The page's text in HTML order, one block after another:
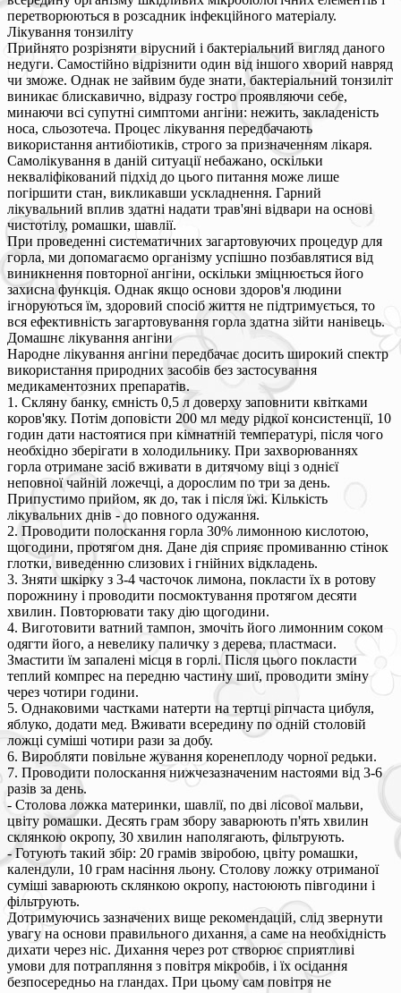
перетворюються в розсадник інфекційного матеріалу.
Лікування тонзиліту
Прийнято розрізняти вірусний і бактеріальний вигляд даного
недуги. Самостійно відрізнити один від іншого хворий навряд
чи зможе. Однак не зайвим буде знати, бактеріальний тонзиліт
виникає блискавично, відразу гостро проявляючи себе,
минаючи всі супутні симптоми ангіни: нежить, закладеність
носа, сльозотеча. Процес лікування передбачають
використання антибіотиків, строго за призначенням лікаря.
Самолікування в даній ситуації небажано, оскільки
некваліфікований підхід до цього питання може лише
погіршити стан, викликавши ускладнення. Гарний
лікувальний вплив здатні надати трав'яні відвари на основі
чистотілу, ромашки, шавлії.
При проведенні систематичних загартовуючих процедур для
горла, ми допомагаємо організму успішно позбавлятися від
виникнення повторної ангіни, оскільки зміцнюється його
захисна функція. Однак якщо основи здоров'я людини
ігноруються їм, здоровий спосіб життя не підтримується, то
вся ефективність загартовування горла здатна зійти нанівець.
Домашнє лікування ангіни
Народне лікування ангіни передбачає досить широкий спектр
використання природних засобів без застосування
медикаментозних препаратів.
1. Скляну банку, ємність 0,5 л доверху заповнити квітками
коров'яку. Потім доповісти 200 мл меду рідкої консистенції, 10
годин дати настоятися при кімнатній температурі, після чого
необхідно зберігати в холодильнику. При захворюваннях
горла отримане засіб вживати в дитячому віці з однієї
неповної чайній ложечці, а дорослим по три за день.
Припустимо прийом, як до, так і після їжі. Кількість
лікувальних днів - до повного одужання.
2. Проводити полоскання горла 30% лимонною кислотою,
щогодини, протягом дня. Дане дія сприяє промиванню стінок
глотки, виведенню слизових і гнійних відкладень.
3. Зняти шкірку з 3-4 часточок лимона, покласти їх в ротову
порожнину і проводити посмоктування протягом десяти
хвилин. Повторювати таку дію щогодини.
4. Виготовити ватний тампон, змочіть його лимонним соком
одягти його, а невелику паличку з дерева, пластмаси.
Змастити їм запалені місця в горлі. Після цього покласти
теплий компрес на передню частину шиї, проводити зміну
через чотири години.
5. Однаковими частками натерти на тертці ріпчаста цибуля,
яблуко, додати мед. Вживати всередину по одній столовій
ложці суміші чотири рази за добу.
6. Виробляти повільне жування коренеплоду чорної редьки.
7. Проводити полоскання нижчезазначеним настоями від 3-6
разів за день.
- Столова ложка материнки, шавлії, по дві лісової мальви,
цвіту ромашки. Десять грам збору заварюють п'ять хвилин
склянкою окропу, 30 хвилин наполягають, фільтрують.
- Готують такий збір: 20 грамів звіробою, цвіту ромашки,
календули, 10 грам насіння льону. Столову ложку отриманої
суміші заварюють склянкою окропу, настоюють півгодини і
фільтрують.
Дотримуючись зазначених вище рекомендацій, слід звернути
увагу на основи правильного дихання, а саме на необхідність
дихати через ніс. Дихання через рот створює сприятливі
умови для потрапляння з повітря мікробів, і їх осідання
безпосередньо на гландах. При цьому сам повітря не